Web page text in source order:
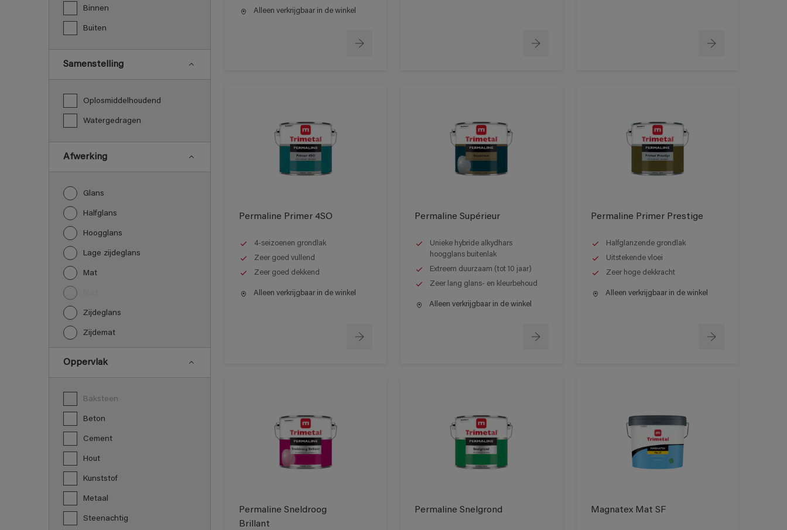
Binnen
Buiten
Samenstelling
Oplosmiddelhoudend
Watergedragen
Afwerking
Glans
Halfglans
Hoogglans
Lage zijdeglans
Mat
Zijdeglans
Zijdemat
Oppervlak
Baksteen
Beton
Cement
Hout
Kunststof
Metaal
Steenachtig
Alleen verkrijgbaar in de winkel
Permaline Primer 4SO
4-seizoenen grondlak
Zeer goed vullend
Zeer goed dekkend
Alleen verkrijgbaar in de winkel
Permaline Supérieur
Unieke hybride alkydhars
hoogglans buitenlak
Extreem duurzaam (tot 10 jaar)
Zeer lang glans- en kleurbehoud
Alleen verkrijgbaar in de winkel
Permaline Primer Prestige
Halfglanzende grondlak
Uitstekende vloei
Zeer hoge dekkracht
Alleen verkrijgbaar in de winkel
Permaline Sneldroog
Brillant
Permaline Snelgrond Magnatex Mat SF